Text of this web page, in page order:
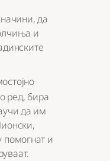
да
и
ред, бира
да им
помогнат и